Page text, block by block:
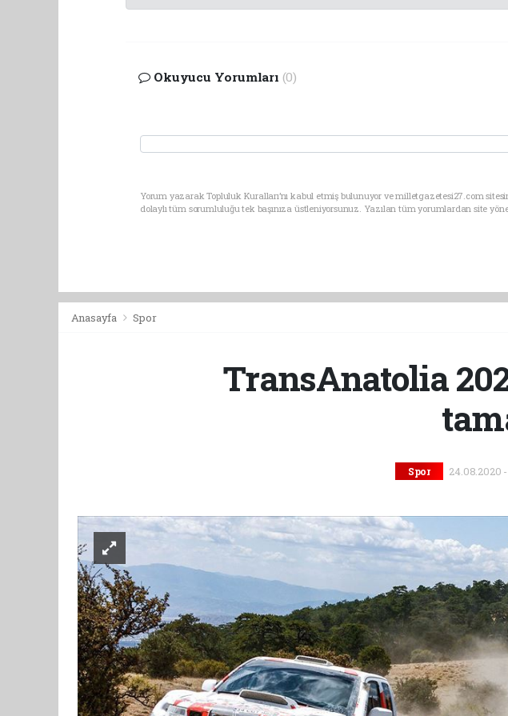
Okuyucu Yorumları (0)
Yorum yazarak Topluluk Kuralları’nı kabul etmiş bulunuyor ve milletgazetesi27.com
dolaylı tüm sorumluluğu tek başınıza üstleniyorsunuz. Yazılan tüm yorumlardan site
Anasayfa Spor
TransAnatolia
Spor 24.08.2020